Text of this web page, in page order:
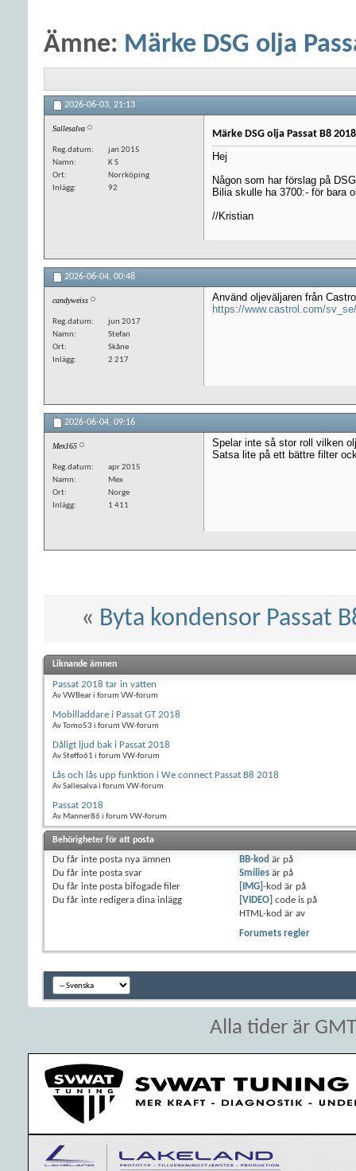
Ämne: Märke DSG olja
2026-06-03, 21:13
Sallesalva
Reg.datum
jan 2015
Namn
K S
Ort
Norrköping
Inlägg
92
Märke DSG olja Passat B8 2018
Hej
Någon som har förslag på
Bilia skulle ha 3700:- för bara
//Kristian
2026-06-04, 00:48
candyweiss
Reg.datum
jun 2017
Namn
Stefan
Ort
Skåne
Inlägg
2 217
Använd oljeväljaren från
https://www.castrol.com/
2026-06-04, 09:16
Mex165
Reg.datum
apr 2015
Namn
Mex
Ort
Norge
Inlägg
1 411
Spelar inte så stor roll vilken
Satsa lite på ett bättre filter
« Byta kondensor Passat
Liknande ämnen
Passat 2018 tar in vatten
Av VWBear i forum VW-forum
Mobilladdare i Passat GT 2018
Av Tomo53 i forum VW-forum
Dåligt ljud bak i Passat 2018
Av Steffo61 i forum VW-forum
Lås och lås upp funktion i We connect Passat B8 2018
Av Sallesalva i forum VW-forum
Passat 2018
Av Manner86 i forum VW-forum
Behörigheter för att posta
Du får inte posta nya ämnen
Du får inte posta svar
Du får inte posta bifogade filer
Du får inte redigera dina inlägg
BB-kod är på
Smiliesär på
[IMG] -kod är på
[VIDEO] code is på
HTML-kod är av
Forumets regler
Alla tider är